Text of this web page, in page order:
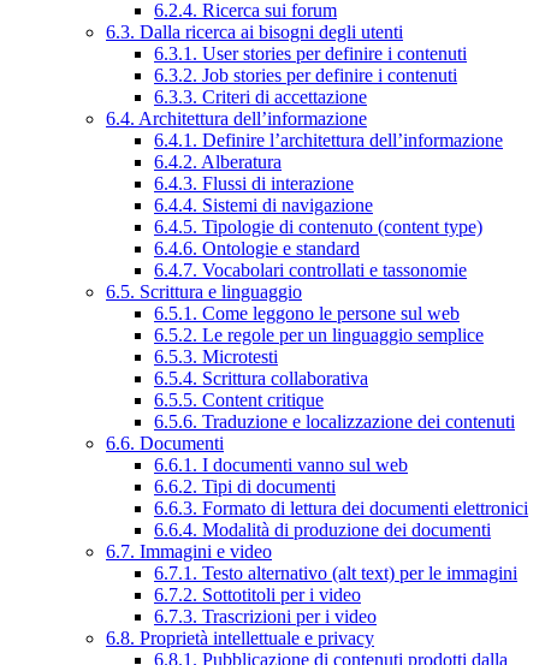
6.2.4. Ricerca sui forum
6.3. Dalla ricerca ai bisogni degli utenti
6.3.1. User stories per definire i contenuti
6.3.2. Job stories per definire i contenuti
6.3.3. Criteri di accettazione
6.4. Architettura dell’informazione
6.4.1. Definire l’architettura dell’informazione
6.4.2. Alberatura
6.4.3. Flussi di interazione
6.4.4. Sistemi di navigazione
6.4.5. Tipologie di contenuto (content type)
6.4.6. Ontologie e standard
6.4.7. Vocabolari controllati e tassonomie
6.5. Scrittura e linguaggio
6.5.1. Come leggono le persone sul web
6.5.2. Le regole per un linguaggio semplice
6.5.3. Microtesti
6.5.4. Scrittura collaborativa
6.5.5. Content critique
6.5.6. Traduzione e localizzazione dei contenuti
6.6. Documenti
6.6.1. I documenti vanno sul web
6.6.2. Tipi di documenti
6.6.3. Formato di lettura dei documenti elettronici
6.6.4. Modalità di produzione dei documenti
6.7. Immagini e video
6.7.1. Testo alternativo (alt text) per le immagini
6.7.2. Sottotitoli per i video
6.7.3. Trascrizioni per i video
6.8. Proprietà intellettuale e privacy
6.8.1. Pubblicazione di contenuti prodotti dalla